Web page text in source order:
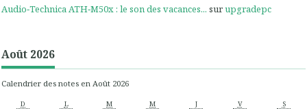
Audio‑Technica ATH‑M50x : le son des vacances... surupgradepc
Août 2026
Calendrier des notes en Août 2026
D L M M J V S